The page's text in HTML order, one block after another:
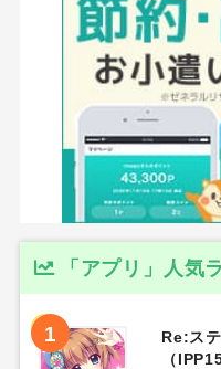
「アプリ」人気
1
Re:ス
（